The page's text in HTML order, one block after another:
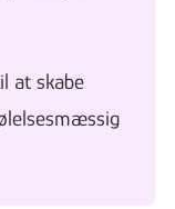
at skabe